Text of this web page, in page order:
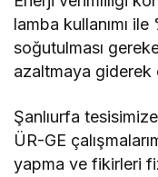
lamba kullanımı
soğutulması
azaltmaya giderek
Şanlıurfa
ÜR-GE
yapma ve fikirleri